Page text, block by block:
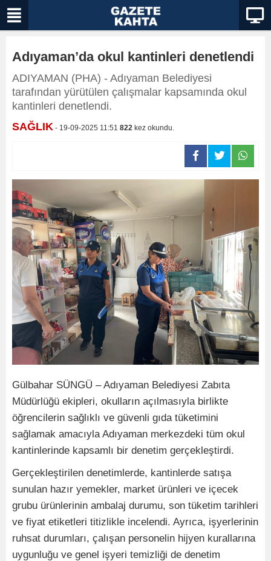
Adıyaman’da okul kantinleri denetlendi
ADIYAMAN (PHA) - Adıyaman Belediyesi
tarafından yürütülen çalışmalar kapsamında okul
kantinleri denetlendi.
SAĞLIK - 19-09-2025 11:51 822 kez okundu.
Gülbahar SÜNGÜ – Adıyaman Belediyesi Zabıta
Müdürlüğü ekipleri, okulların açılmasıyla birlikte
öğrencilerin sağlıklı ve güvenli gıda tüketimini
sağlamak amacıyla Adıyaman merkezdeki tüm okul
kantinlerinde kapsamlı bir denetim gerçekleştirdi.
Gerçekleştirilen denetimlerde, kantinlerde satışa
sunulan hazır yemekler, market ürünleri ve içecek
grubu ürünlerinin ambalaj durumu, son tüketim tarihleri
ve fiyat etiketleri titizlikle incelendi. Ayrıca, işyerlerinin
ruhsat durumları, çalışan personelin hijyen kurallarına
uygunluğu ve genel işyeri temizliği de denetim